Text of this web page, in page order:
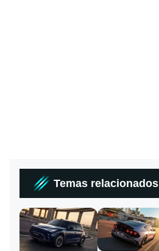
Temas relacionados